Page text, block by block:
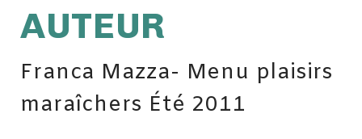
AUTEUR
Franca Mazza- Menu plaisirs
maraîchers Été 2011